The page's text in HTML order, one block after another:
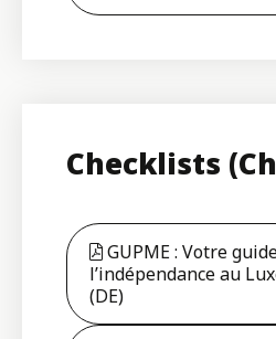
Checklists
GUPME : Votre
l’indépendance au
(DE)